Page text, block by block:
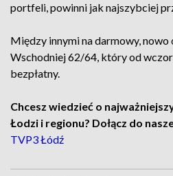
portfeli, powinni jak najszybciej
Między innymi na darmowy,
Wschodniej 62/64, który od
bezpłatny.
Chcesz wiedzieć o
Łodzi i regionu? Dołącz do
TVP3 Łódź